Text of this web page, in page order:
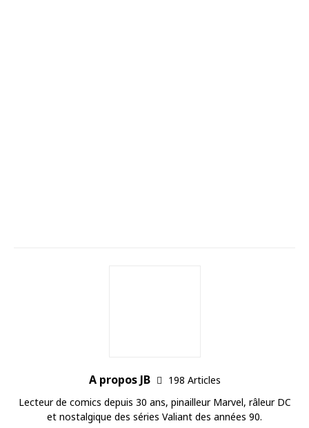
A propos JB
198 Articles
Lecteur de comics depuis 30 ans, pinailleur Marvel, râleur DC
et nostalgique des séries Valiant des années 90.